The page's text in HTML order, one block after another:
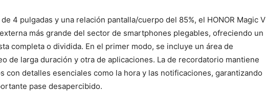
4 pulgadas y una relación pantalla/cuerpo del 85%, el HONOR Magic V
más grande del sector de smartphones plegables, ofreciendo un
completa o dividida. En el primer modo, se incluye un área de
de larga duración y otra de aplicaciones. La de recordatorio mantiene
con detalles esenciales como la hora y las notificaciones, garantizando
pase desapercibido.